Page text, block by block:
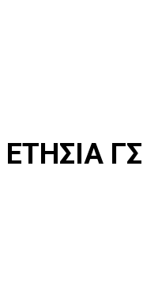
ΕΤΗΣΙΑ